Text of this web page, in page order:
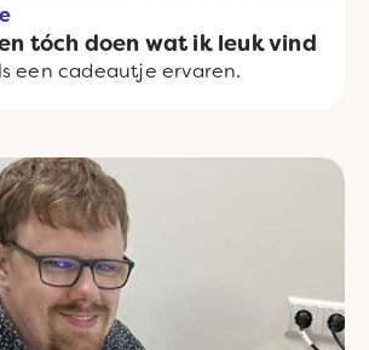
tóch doen wat ik leuk vind
een cadeautje ervaren.